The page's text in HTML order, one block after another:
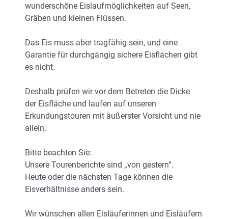
wunderschöne Eislaufmöglichkeiten auf Seen,
Gräben und kleinen Flüssen.
Das Eis muss aber tragfähig sein, und eine
Garantie für durchgängig sichere Eisflächen gibt
es nicht.
Deshalb prüfen wir vor dem Betreten die Dicke
der Eisfläche und laufen auf unseren
Erkundungstouren mit äußerster Vorsicht und nie
allein.
Bitte beachten Sie:
Unsere Tourenberichte sind „von gestern“.
Heute oder die nächsten Tage können die
Eisverhältnisse anders sein.
Wir wünschen allen Eisläuferinnen und Eisläufern